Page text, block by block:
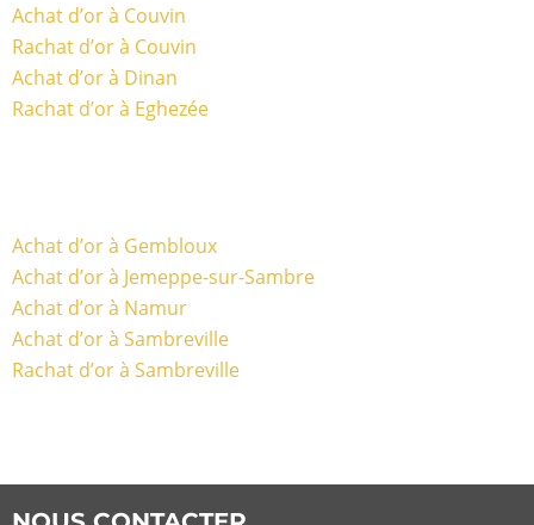
Achat d’or à Couvin
Rachat d’or à Couvin
Achat d’or à Dinan
Rachat d’or à Eghezée
Achat d’or à Gembloux
Achat d’or à Jemeppe-sur-Sambre
Achat d’or à Namur
Achat d’or à Sambreville
Rachat d’or à Sambreville